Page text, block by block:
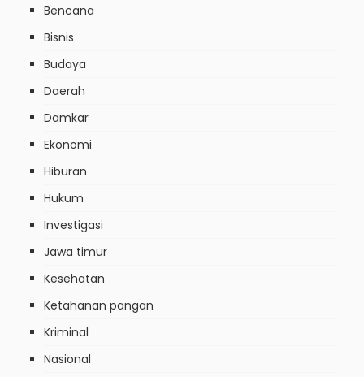
Bencana
Bisnis
Budaya
Daerah
Damkar
Ekonomi
Hiburan
Hukum
Investigasi
Jawa timur
Kesehatan
Ketahanan pangan
Kriminal
Nasional